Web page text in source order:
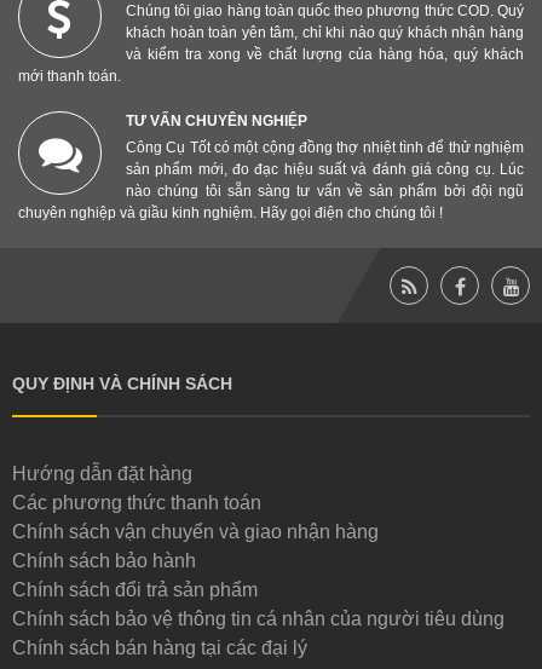
Chúng tôi giao hàng toàn quốc theo phương thức COD. Quý
khách hoàn toàn yên tâm, chỉ khi nào quý khách nhận hàng
và kiểm tra xong về chất lượng của hàng hóa, quý khách
mới thanh toán.
TƯ VẤN CHUYÊN NGHIỆP
Công Cụ Tốt có một cộng đồng thợ nhiệt tình để thử nghiệm
sản phẩm mới, đo đạc hiệu suất và đánh giá công cụ. Lúc
nào chúng tôi sẵn sàng tư vấn về sản phẩm bởi đội ngũ
chuyên nghiệp và giầu kinh nghiệm. Hãy gọi điện cho chúng tôi !
QUY ĐỊNH VÀ CHÍNH SÁCH
Hướng dẫn đặt hàng
Các phương thức thanh toán
Chính sách vận chuyển và giao nhận hàng
Chính sách bảo hành
Chính sách đổi trả sản phẩm
Chính sách bảo vệ thông tin cá nhân của người tiêu dùng
Chính sách bán hàng tại các đại lý